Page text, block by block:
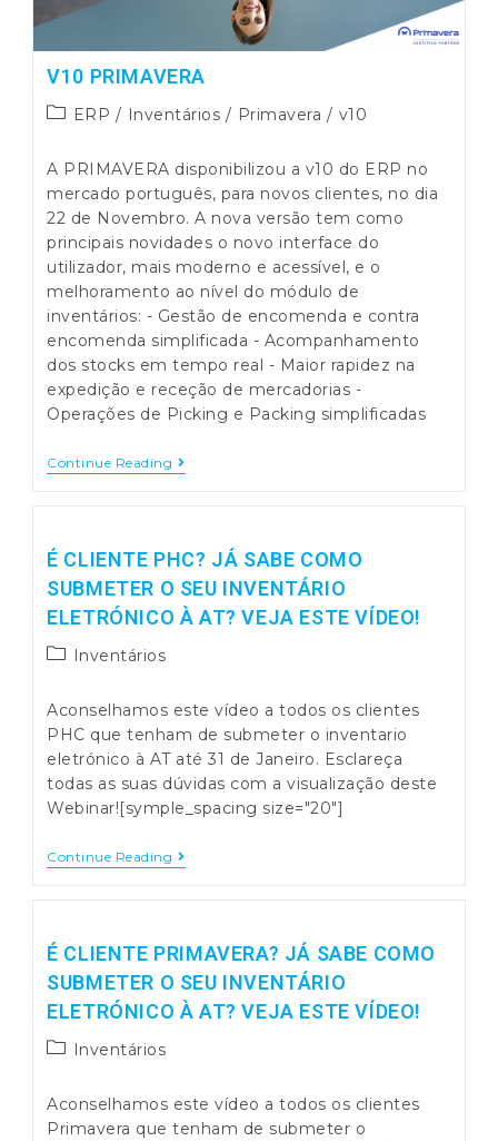
V10 PRIMAVERA
PostERP / Inventários / Primavera / v10
A PRIMAVERA disponibilizou a v10 do ERP no
mercado português, para novos clientes, no dia
22 de Novembro. A nova versão tem como
principais novidades o novo interface do
utilizador, mais moderno e acessível, e o
melhoramento ao nível do módulo de
inventários: - Gestão de encomenda e contra
encomenda simplificada - Acompanhamento
dos stocks em tempo real - Maior rapidez na
expedição e receção de mercadorias -
Operações de Picking e Packing simplificadas
Continue Reading V10
É CLIENTE PHC? JÁ SABE COMO
SUBMETER O SEU INVENTÁRIO
ELETRÓNICO À AT? VEJA ESTE VÍDEO!
PostInventários
Aconselhamos este vídeo a todos os clientes
PHC que tenham de submeter o inventario
eletrónico à AT até 31 de Janeiro. Esclareça
todas as suas dúvidas com a visualização deste
Webinar![symple_spacing size="20"]
Continue Reading É
Como
Submeter
O
Seu
Inventário
Este
Vídeo!
É CLIENTE PRIMAVERA? JÁ SABE COMO
SUBMETER O SEU INVENTÁRIO
ELETRÓNICO À AT? VEJA ESTE VÍDEO!
PostInventários
Aconselhamos este vídeo a todos os clientes
Primavera que tenham de submeter o